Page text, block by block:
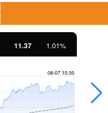
11.37 1.01%